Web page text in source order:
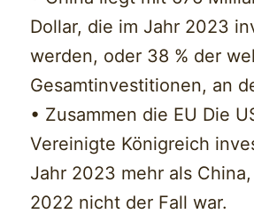
Dollar, die im Jahr 2023
werden, oder 38 % der
Gesamtinvestitionen, an
• Zusammen die EU Die
Vereinigte Königreich
Jahr 2023 mehr als
2022 nicht der Fall war.